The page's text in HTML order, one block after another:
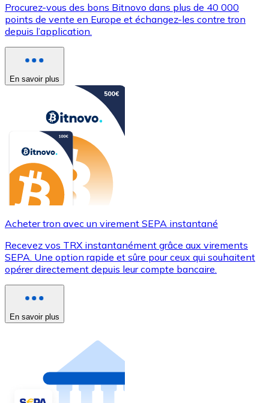
Procurez-vous des bons Bitnovo dans plus de 40 000
points de vente en Europe et échangez-les contre tron
depuis l’application.
En savoir plus
Acheter tron avec un virement SEPA instantané
Recevez vos TRX instantanément grâce aux virements
SEPA. Une option rapide et sûre pour ceux qui souhaitent
opérer directement depuis leur compte bancaire.
En savoir plus